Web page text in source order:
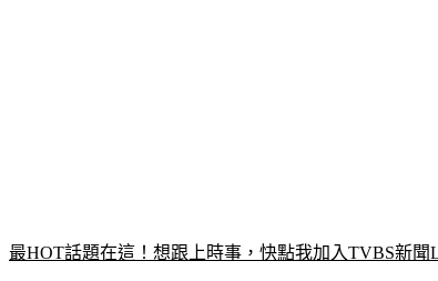
最HOT話題在這！想跟上時事，快點我加入TVBS新聞